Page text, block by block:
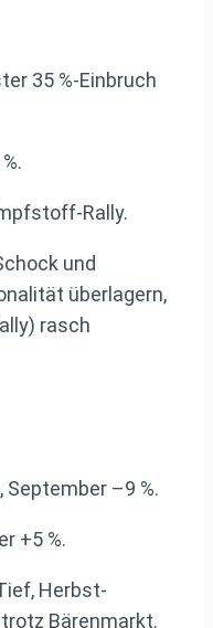
35 %-Einbruch
Rally.
und
überlagern,
rasch
September –9 %.
+5 %.
Herbst-
Bärenmarkt.